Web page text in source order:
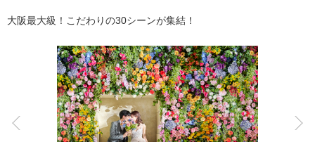
オプション ブログ
アクセス/TEL スタジオトップ
こだわりポイント
大阪最大級！こだわりの30シーンが集結！